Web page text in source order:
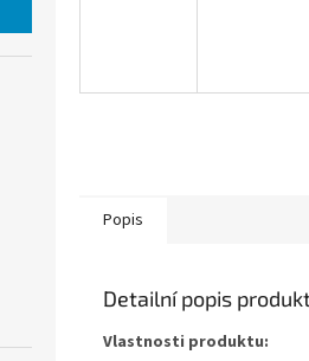
Popis
Detailní popis
Vlastnosti produktu: